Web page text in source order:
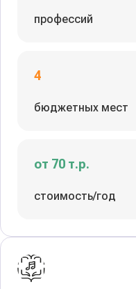
профессий
4
бюджетных мест
от 70 т.р.
стоимость/год